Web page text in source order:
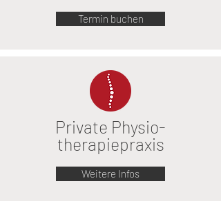
Termin buchen
Private Physio-
therapiepraxis
Weitere Infos